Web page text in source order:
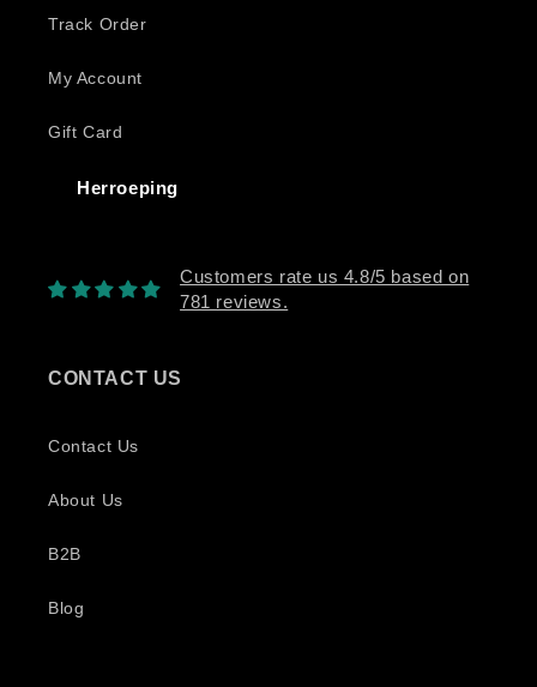
Track Order
My Account
Gift Card
Herroeping
Customers rate us 4.8/5 based on
781 reviews.
CONTACT US
Contact Us
About Us
B2B
Blog